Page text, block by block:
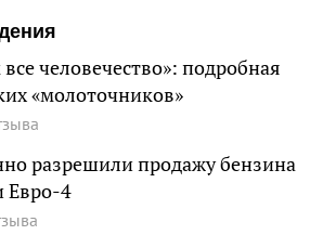
человечество»: подробная
«молоточников»
разрешили продажу бензина
Евро-4